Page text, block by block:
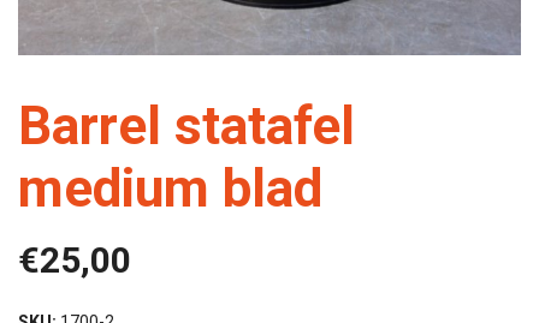
Barrel statafel
medium blad
€25,00